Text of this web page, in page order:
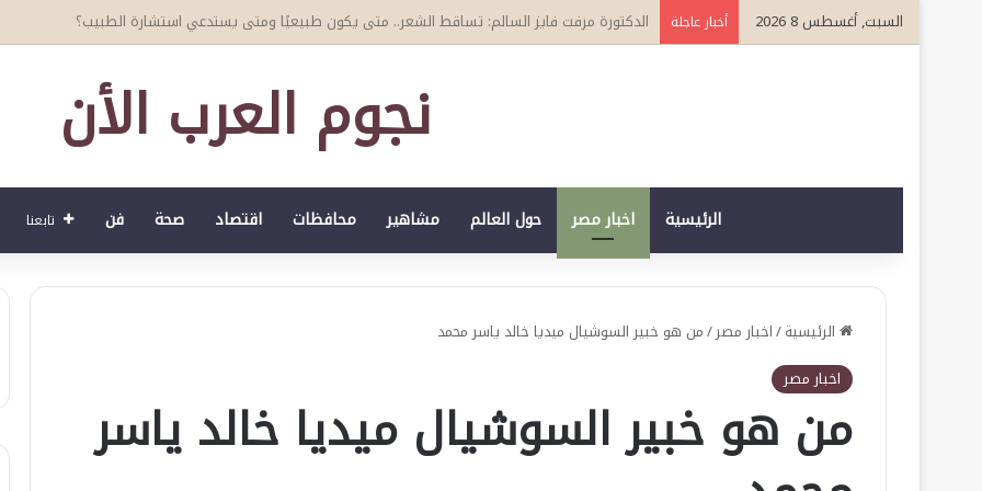
السبت, أغسطس 8 2026 أخبار عاجلة أوليغ أباكوموف.. 12 عامًا من الطب تحولت إلى رسالة في الوقاية وصناعة حياة أكثر صحة
نجوم العرب الأن
الرئيسية اخبار مصر حول العالم مشاهير محافظات اقتصاد صحة فن تابعنا
الرئيسية/اخبار مصر/من هو خبير السوشيال ميديا خالد ياسر محمد
اخبار مصر
من هو خبير السوشيال ميديا خالد ياسر